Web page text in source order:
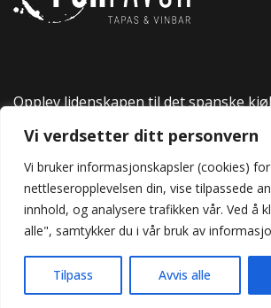
Vi verdsetter ditt personvern
Vi bruker informasjonskapsler (cookies)
nettleseropplevelsen din, vise tilpassede
innhold, og analysere trafikken vår. Ved å
alle", samtykker du i vår bruk av
Tilpass Avvis alle
Opplev lidenskapen til det spanske
på Por Favor.
© 2023, Design:Digital marketing
Design All rights